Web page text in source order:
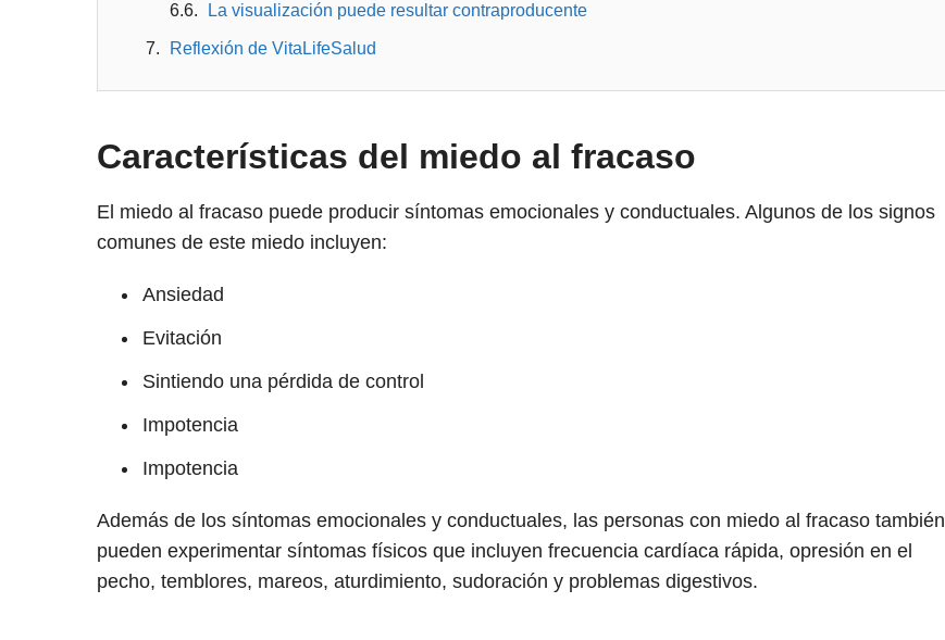
La visualización puede resultar contraproducente
Reflexión de VitaLifeSalud
Características del miedo al fracaso
El miedo al fracaso puede producir síntomas emocionales y conductuales. Algunos de los signos
comunes de este miedo incluyen:
Ansiedad
Evitación
Sintiendo una pérdida de control
Impotencia
Impotencia
Además de los síntomas emocionales y conductuales, las personas con miedo al fracaso también
pueden experimentar síntomas físicos que incluyen frecuencia cardíaca rápida, opresión en el
pecho, temblores, mareos, aturdimiento, sudoración y problemas digestivos.